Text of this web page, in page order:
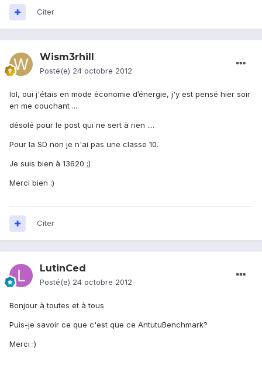
Citer
Wism3rhill
Posté(e) 24 octobre 2012
lol, oui j'étais en mode économie d’énergie, j'y est pensé hier soir
en me couchant ....
désolé pour le post qui ne sert à rien ....
Pour la SD non je n'ai pas une classe 10.
Je suis bien à 13620 ;)
Merci bien :)
Citer
LutinCed
Posté(e) 24 octobre 2012
Bonjour à toutes et à tous
Puis-je savoir ce que c'est que ce AntutuBenchmark?
Merci :)